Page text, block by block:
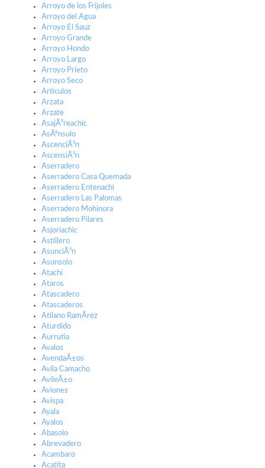
Arroyo de los Frijoles
Arroyo del Agua
Arroyo El Sauz
Arroyo Grande
Arroyo Hondo
Arroyo Largo
Arroyo Prieto
Arroyo Seco
Articulos
Arzata
Arzate
AsajÃ³reachic
AsÃºnsulo
AscenciÃ³n
AscensiÃ³n
Aserradero
Aserradero Casa Quemada
Aserradero Entenachi
Aserradero Las Palomas
Aserradero Mohinora
Aserradero Pilares
Asjoriachic
Astillero
AsunciÃ³n
Asunsolo
Atachi
Ataros
Atascadero
Atascaderos
Atilano RamÃ­rez
Aturdido
Aurrutia
Avalos
AvendaÃ±os
Avila Camacho
AvileÃ±o
Aviones
Avispa
Ayala
Ayalos
Abasolo
Abrevadero
Acambaro
Acatita